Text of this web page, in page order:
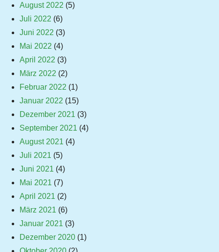
August 2022 (5)
Juli 2022 (6)
Juni 2022 (3)
Mai 2022 (4)
April 2022 (3)
März 2022 (2)
Februar 2022 (1)
Januar 2022 (15)
Dezember 2021 (3)
September 2021 (4)
August 2021 (4)
Juli 2021 (5)
Juni 2021 (4)
Mai 2021 (7)
April 2021 (2)
März 2021 (6)
Januar 2021 (3)
Dezember 2020 (1)